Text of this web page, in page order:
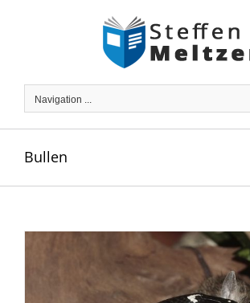
Navigation ...
Bullen